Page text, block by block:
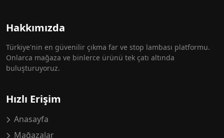
Hakkımızda
Türkiye'nin en güvenilir çıkma far ve stop lambası platformu.
Onlarca mağaza ve binlerce ürünü tek çatı altında
buluşturuyoruz.
Hızlı Erişim
Anasayfa
Mağazalar